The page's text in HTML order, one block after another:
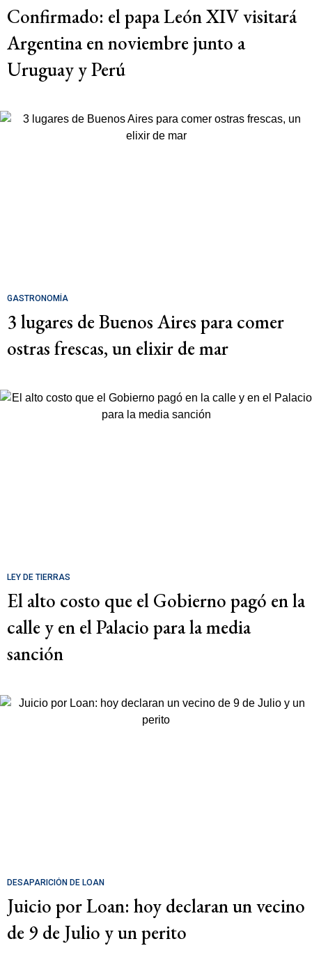
Confirmado: el papa León XIV visitará
Argentina en noviembre junto a
Uruguay y Perú
GASTRONOMÍA
3 lugares de Buenos Aires para comer
ostras frescas, un elixir de mar
LEY DE TIERRAS
El alto costo que el Gobierno pagó en la
calle y en el Palacio para la media
sanción
DESAPARICIÓN DE LOAN
Juicio por Loan: hoy declaran un vecino
de 9 de Julio y un perito